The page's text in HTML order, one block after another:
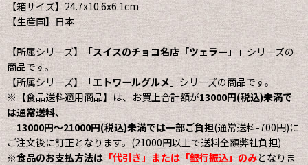
【箱サイズ】24.7x10.6x6.1cm
【生産国】日本
【所属シリーズ】「スイスのチョコ名店「ツェラー」」シリーズの
商品です。
【所属シリーズ】「エトワールグルメ」シリーズの商品です。
※【食品送料適用商品】は、お買上合計額が13000円(税込)未満で
は通常送料、
13000円〜21000円(税込)未満では一部ご負担(通常送料-700円)に
ご注文後に訂正となります。(21000円以上で送料全額弊社負担)
※食品のお支払方法は 「代引き」または「銀行振込」のみとなりま